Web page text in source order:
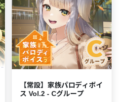
【常設】家族パロディボイ
ス Vol.2 - Cグループ